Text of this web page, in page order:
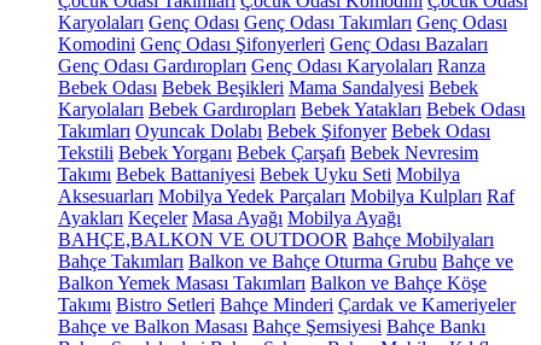
Karyolaları Genç Odası Genç Odası Takımları Genç Odası
Komodini Genç Odası Şifonyerleri Genç Odası Bazaları
Genç Odası Gardıropları Genç Odası Karyolaları Ranza
Bebek Odası Bebek Beşikleri Mama Sandalyesi Bebek
Karyolaları Bebek Gardıropları Bebek Yatakları Bebek Odası
Takımları Oyuncak Dolabı Bebek Şifonyer Bebek Odası
Tekstili Bebek Yorganı Bebek Çarşafı Bebek Nevresim
Takımı Bebek Battaniyesi Bebek Uyku Seti Mobilya
Aksesuarları Mobilya Yedek Parçaları Mobilya Kulpları Raf
Ayakları Keçeler Masa Ayağı Mobilya Ayağı
BAHÇE,BALKON VE OUTDOOR Bahçe Mobilyaları
Bahçe Takımları Balkon ve Bahçe Oturma Grubu Bahçe ve
Balkon Yemek Masası Takımları Balkon ve Bahçe Köşe
Takımı Bistro Setleri Bahçe Minderi Çardak ve Kameriyeler
Bahçe ve Balkon Masası Bahçe Şemsiyesi Bahçe Bankı